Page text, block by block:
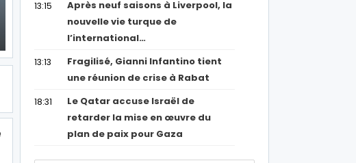
13:15
Après neuf saisons à Liverpool, la
nouvelle vie turque de
l’international…
13:13
Fragilisé, Gianni Infantino tient
une réunion de crise à Rabat
18:31
Le Qatar accuse Israël de
retarder la mise en œuvre du
plan de paix pour Gaza